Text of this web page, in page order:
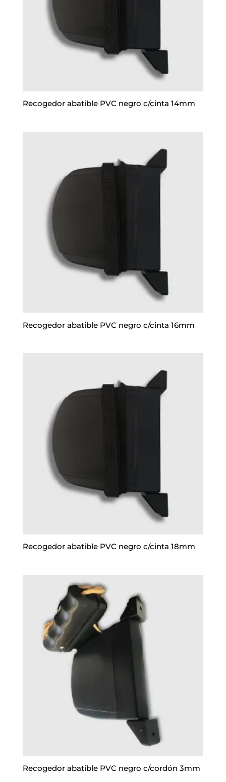
Recogedor abatible PVC negro c/cinta 14mm
Recogedor abatible PVC negro c/cinta 16mm
Recogedor abatible PVC negro c/cinta 18mm
Recogedor abatible PVC negro c/cordón 3mm